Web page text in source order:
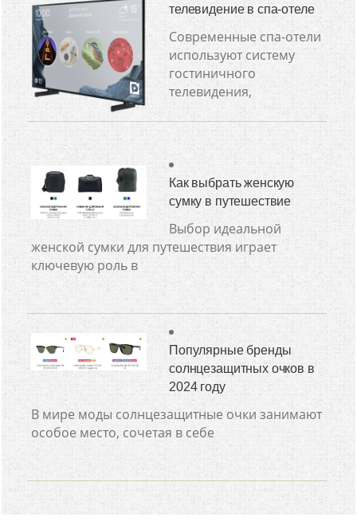
телевидение в спа-отеле
Современные спа-отели
используют систему
гостиничного
телевидения,
Как выбрать женскую
сумку в путешествие
Выбор идеальной
женской сумки для путешествия играет
ключевую роль в
Популярные бренды
солнцезащитных очков в
2024 году
В мире моды солнцезащитные очки занимают
особое место, сочетая в себе